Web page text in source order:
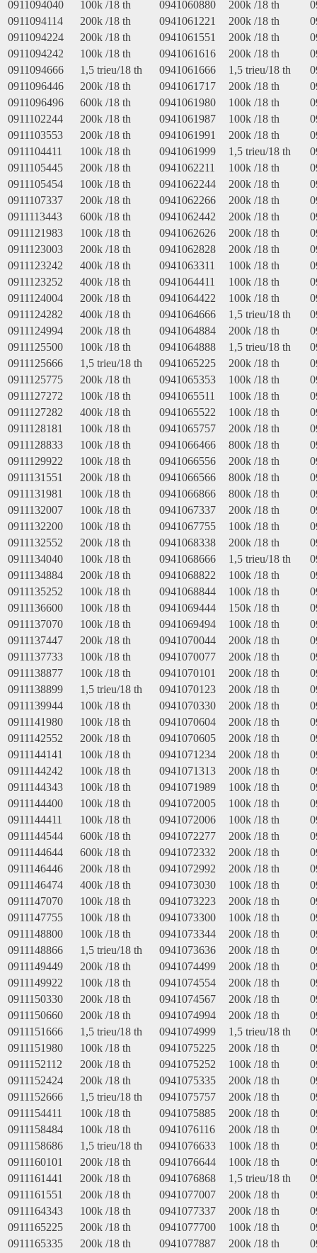
0911094040 100k /18 th 0941060880 200k /18 th
0911094114
200k /18 th 0941061221 200k /18 th
0911094224
200k /18 th 0941061551 200k /18 th
0911094242
100k /18 th 0941061616 200k /18 th
0911094666
1,5 trieu/18 th 0941061666 1,5 trieu/18 th
0911096446
200k /18 th 0941061717 200k /18 th
0911096496
600k /18 th 0941061980 100k /18 th
0911102244
200k /18 th 0941061987 100k /18 th
0911103553
200k /18 th 0941061991 200k /18 th
0911104411
100k /18 th 0941061999 1,5 trieu/18 th
0911105445
200k /18 th 0941062211 100k /18 th
0911105454
100k /18 th 0941062244 200k /18 th
0911107337
200k /18 th 0941062266 200k /18 th
0911113443
600k /18 th 0941062442 200k /18 th
0911121983
100k /18 th 0941062626 200k /18 th
0911123003
200k /18 th 0941062828 200k /18 th
0911123242
400k /18 th 0941063311 100k /18 th
0911123252
400k /18 th 0941064411 100k /18 th
0911124004
200k /18 th 0941064422 100k /18 th
0911124282
400k /18 th 0941064666 1,5 trieu/18 th
0911124994
200k /18 th 0941064884 200k /18 th
0911125500
100k /18 th 0941064888 1,5 trieu/18 th
0911125666
1,5 trieu/18 th 0941065225 200k /18 th
0911125775
200k /18 th 0941065353 100k /18 th
0911127272
100k /18 th 0941065511 100k /18 th
0911127282
400k /18 th 0941065522 100k /18 th
0911128181
100k /18 th 0941065757 200k /18 th
0911128833
100k /18 th 0941066466 800k /18 th
0911129922
100k /18 th 0941066556 200k /18 th
0911131551
200k /18 th 0941066566 800k /18 th
0911131981
100k /18 th 0941066866 800k /18 th
0911132007
100k /18 th 0941067337 200k /18 th
0911132200
100k /18 th 0941067755 100k /18 th
0911132552
200k /18 th 0941068338 200k /18 th
0911134040
100k /18 th 0941068666 1,5 trieu/18 th
0911134884
200k /18 th 0941068822 100k /18 th
0911135252
100k /18 th 0941068844 100k /18 th
0911136600
100k /18 th 0941069444 150k /18 th
0911137070
100k /18 th 0941069494 100k /18 th
0911137447
200k /18 th 0941070044 200k /18 th
0911137733
100k /18 th 0941070077 200k /18 th
0911138877
100k /18 th 0941070101 200k /18 th
0911138899
1,5 trieu/18 th 0941070123 200k /18 th
0911139944
100k /18 th 0941070330 200k /18 th
0911141980
100k /18 th 0941070604 200k /18 th
0911142552
200k /18 th 0941070605 200k /18 th
0911144141
100k /18 th 0941071234 200k /18 th
0911144242
100k /18 th 0941071313 200k /18 th
0911144343
100k /18 th 0941071989 100k /18 th
0911144400
100k /18 th 0941072005 100k /18 th
0911144411
100k /18 th 0941072006 100k /18 th
0911144544
600k /18 th 0941072277 200k /18 th
0911144644
600k /18 th 0941072332 200k /18 th
0911146446
200k /18 th 0941072992 200k /18 th
0911146474
400k /18 th 0941073030 100k /18 th
0911147070
100k /18 th 0941073223 200k /18 th
0911147755
100k /18 th 0941073300 100k /18 th
0911148800
100k /18 th 0941073344 200k /18 th
0911148866
1,5 trieu/18 th 0941073636 200k /18 th
0911149449
200k /18 th 0941074499 200k /18 th
0911149922
100k /18 th 0941074554 200k /18 th
0911150330
200k /18 th 0941074567 200k /18 th
0911150660
200k /18 th 0941074994 200k /18 th
0911151666
1,5 trieu/18 th 0941074999 1,5 trieu/18 th
0911151980
100k /18 th 0941075225 200k /18 th
0911152112
200k /18 th 0941075252 100k /18 th
0911152424
200k /18 th 0941075335 200k /18 th
0911152666
1,5 trieu/18 th 0941075757 200k /18 th
0911154411
100k /18 th 0941075885 200k /18 th
0911158484
100k /18 th 0941076116 200k /18 th
0911158686
1,5 trieu/18 th 0941076633 100k /18 th
0911160101
200k /18 th 0941076644 100k /18 th
0911161441
200k /18 th 0941076868 1,5 trieu/18 th
0911161551
200k /18 th 0941077007 200k /18 th
0911164343
100k /18 th 0941077337 200k /18 th
0911165225
200k /18 th 0941077700 100k /18 th
0911165335
200k /18 th 0941077887 200k /18 th